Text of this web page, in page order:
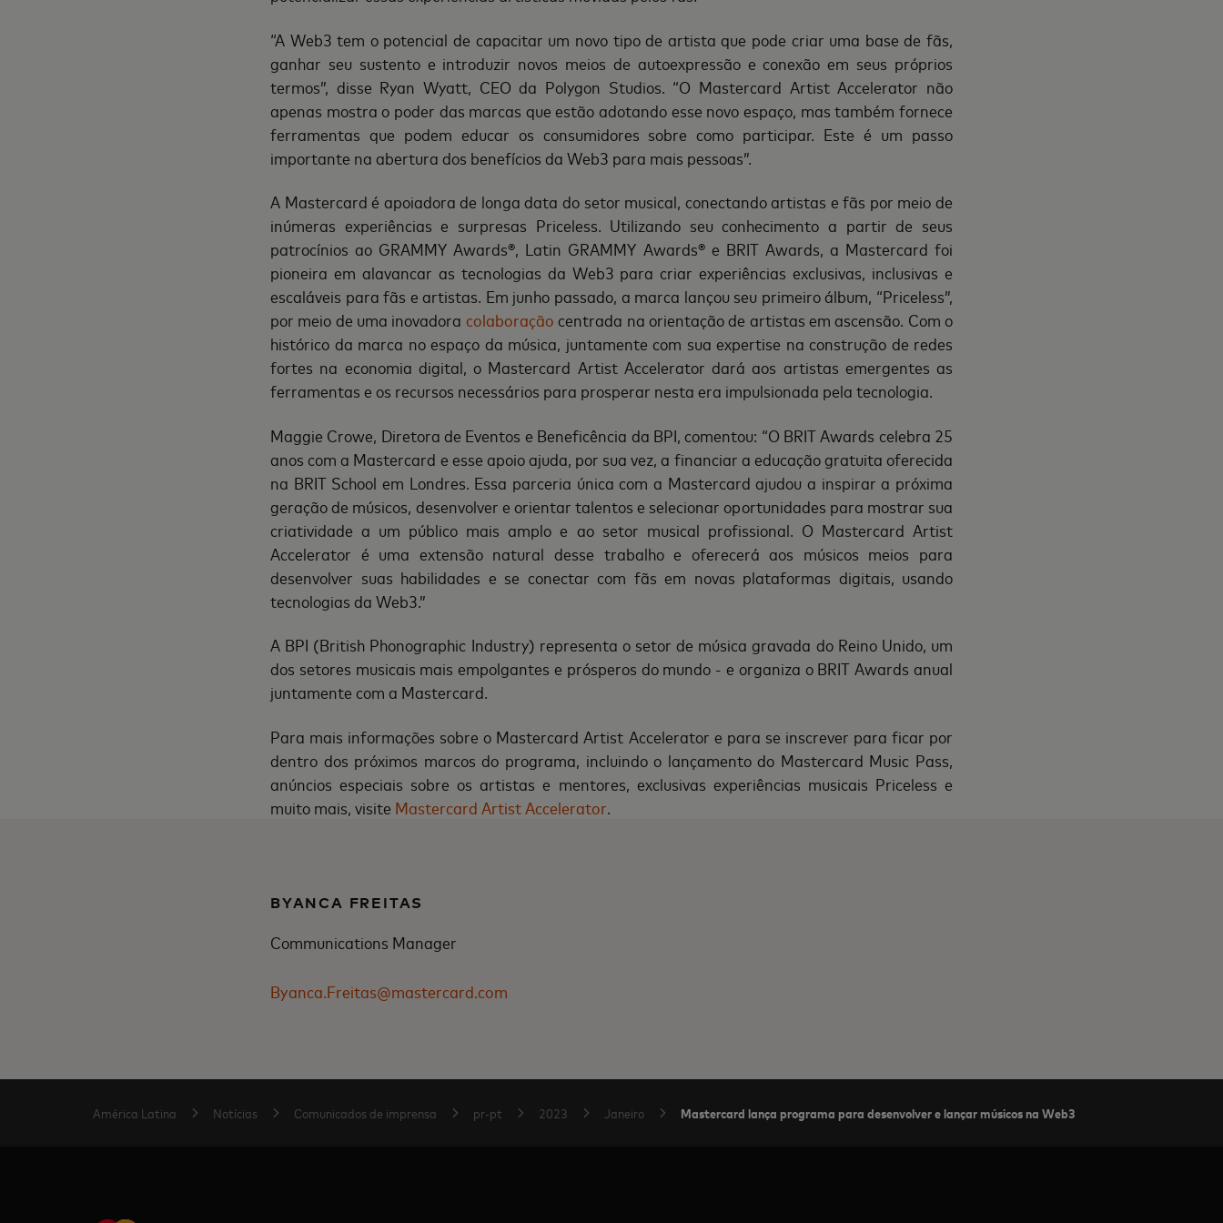
“A Web3 tem o potencial de capacitar um novo tipo de artista que pode criar uma base de fãs,
ganhar seu sustento e introduzir novos meios de autoexpressão e conexão em seus próprios
termos”, disse Ryan Wyatt, CEO da Polygon Studios. “O Mastercard Artist Accelerator não
apenas mostra o poder das marcas que estão adotando esse novo espaço, mas também fornece
ferramentas que podem educar os consumidores sobre como participar. Este é um passo
importante na abertura dos benefícios da Web3 para mais pessoas”.
A Mastercard é apoiadora de longa data do setor musical, conectando artistas e fãs por meio de
inúmeras experiências e surpresas Priceless. Utilizando seu conhecimento a partir de seus
patrocínios ao GRAMMY Awards®, Latin GRAMMY Awards® e BRIT Awards, a Mastercard foi
pioneira em alavancar as tecnologias da Web3 para criar experiências exclusivas, inclusivas e
escaláveis para fãs e artistas. Em junho passado, a marca lançou seu primeiro álbum, “Priceless”,
por meio de uma inovadora colaboração centrada na orientação de artistas em ascensão. Com o
histórico da marca no espaço da música, juntamente com sua expertise na construção de redes
fortes na economia digital, o Mastercard Artist Accelerator dará aos artistas emergentes as
ferramentas e os recursos necessários para prosperar nesta era impulsionada pela tecnologia.
Maggie Crowe, Diretora de Eventos e Beneficência da BPI, comentou: “O BRIT Awards celebra 25
anos com a Mastercard e esse apoio ajuda, por sua vez, a financiar a educação gratuita oferecida
na BRIT School em Londres. Essa parceria única com a Mastercard ajudou a inspirar a próxima
geração de músicos, desenvolver e orientar talentos e selecionar oportunidades para mostrar sua
criatividade a um público mais amplo e ao setor musical profissional. O Mastercard Artist
Accelerator é uma extensão natural desse trabalho e oferecerá aos músicos meios para
desenvolver suas habilidades e se conectar com fãs em novas plataformas digitais, usando
tecnologias da Web3.”
A BPI (British Phonographic Industry) representa o setor de música gravada do Reino Unido, um
dos setores musicais mais empolgantes e prósperos do mundo - e organiza o BRIT Awards anual
juntamente com a Mastercard.
Para mais informações sobre o Mastercard Artist Accelerator e para se inscrever para ficar por
dentro dos próximos marcos do programa, incluindo o lançamento do Mastercard Music Pass,
anúncios especiais sobre os artistas e mentores, exclusivas experiências musicais Priceless e
muito mais, visite Mastercard Artist Accelerator
BYANCA FREITAS
Communications Manager
Byanca.Freitas@mastercard.com
América Latina Notícias Comunicados de imprensa pr-pt 2023 Janeiro Mastercard lança programa para desenvolver e lançar músicos na Web3